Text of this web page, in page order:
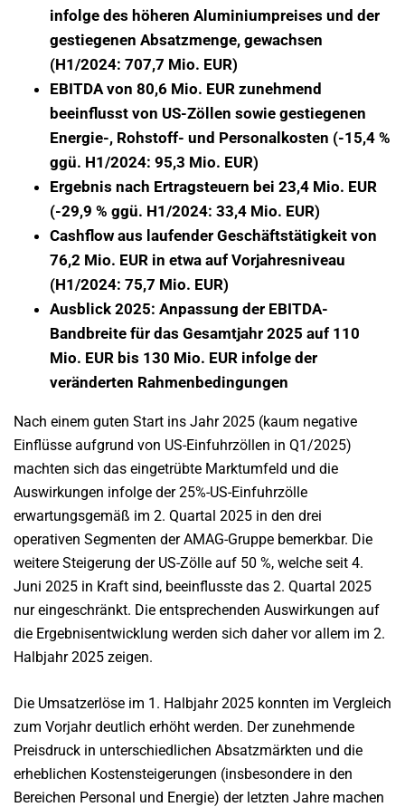
infolge des höheren Aluminiumpreises und der
gestiegenen Absatzmenge, gewachsen
(H1/2024: 707,7 Mio. EUR)
EBITDA von 80,6 Mio. EUR zunehmend
beeinflusst von US-Zöllen sowie gestiegenen
Energie-, Rohstoff- und Personalkosten (-15,4 %
ggü. H1/2024: 95,3 Mio. EUR)
Ergebnis nach Ertragsteuern bei 23,4 Mio. EUR
(-29,9 % ggü. H1/2024: 33,4 Mio. EUR)
Cashflow aus laufender Geschäftstätigkeit von
76,2 Mio. EUR in etwa auf Vorjahresniveau
(H1/2024: 75,7 Mio. EUR)
Ausblick 2025: Anpassung der EBITDA-
Bandbreite für das Gesamtjahr 2025 auf 110
Mio. EUR bis 130 Mio. EUR infolge der
veränderten Rahmenbedingungen
Nach einem guten Start ins Jahr 2025 (kaum negative
Einflüsse aufgrund von US-Einfuhrzöllen in Q1/2025)
machten sich das eingetrübte Marktumfeld und die
Auswirkungen infolge der 25%-US-Einfuhrzölle
erwartungsgemäß im 2. Quartal 2025 in den drei
operativen Segmenten der AMAG-Gruppe bemerkbar. Die
weitere Steigerung der US-Zölle auf 50 %, welche seit 4.
Juni 2025 in Kraft sind, beeinflusste das 2. Quartal 2025
nur eingeschränkt. Die entsprechenden Auswirkungen auf
die Ergebnisentwicklung werden sich daher vor allem im 2.
Halbjahr 2025 zeigen.
Die Umsatzerlöse im 1. Halbjahr 2025 konnten im Vergleich
zum Vorjahr deutlich erhöht werden. Der zunehmende
Preisdruck in unterschiedlichen Absatzmärkten und die
erheblichen Kostensteigerungen (insbesondere in den
Bereichen Personal und Energie) der letzten Jahre machen